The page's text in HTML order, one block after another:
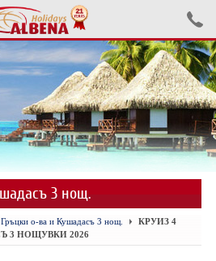
3 нощ.
о-ва и Кушадасъ 3 нощ.
КРУИЗ 4
3 НОЩУВКИ 2026